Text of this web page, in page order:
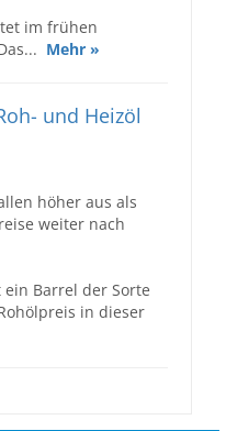
im frühen
Mehr »
und Heizöl
höher aus als
weiter nach
Barrel der Sorte
in dieser